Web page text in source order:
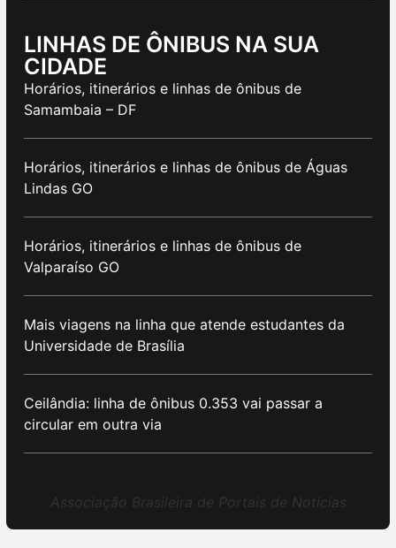
LINHAS DE ÔNIBUS NA SUA
CIDADE
Horários, itinerários e linhas de ônibus de
Samambaia – DF
Horários, itinerários e linhas de ônibus de Águas
Lindas GO
Horários, itinerários e linhas de ônibus de
Valparaíso GO
Mais viagens na linha que atende estudantes da
Universidade de Brasília
Ceilândia: linha de ônibus 0.353 vai passar a
circular em outra via
Associação Brasileira de Portais de Notícias